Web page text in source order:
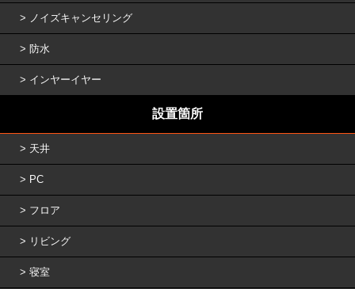
ノイズキャンセリング
防水
インヤーイヤー
設置箇所
天井
PC
フロア
リビング
寝室